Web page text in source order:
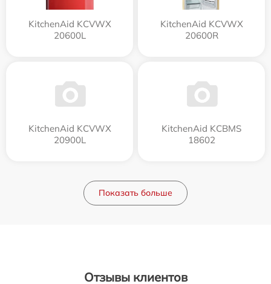
KitchenAid KCVWX
20600L
KitchenAid KCVWX
20600R
KitchenAid KCVWX
20900L
KitchenAid KCBMS
18602
Показать больше
Отзывы клиентов